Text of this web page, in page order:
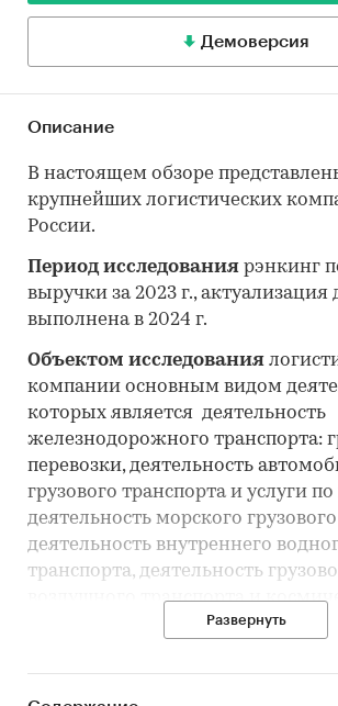
Демоверсия
Описание
В настоящем обзоре
крупнейших логистических
России.
Период исследования рэнкинг
выручки за 2023 г.,
выполнена в 2024 г.
Объектом исследования
компании основным видом
которых является деятельность
железнодорожного транспорта:
перевозки, деятельность
грузового транспорта и услуги
деятельность морского
деятельность внутреннего
транспорта, деятельность
воздушного транспорта и
транспорта, транспортная
деятельность транспортная
Развернуть